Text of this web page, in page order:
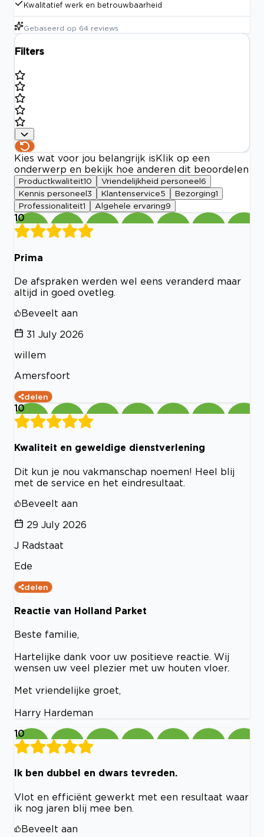
Kwalitatief werk en betrouwbaarheid
Gebaseerd op 64 reviews
Filters
Kies wat voor jou belangrijk is Klik op een
onderwerp en bekijk hoe anderen dit beoordelen
Productkwaliteit10 Vriendelijkheid personeel 6
Kennis personeel 3 Klantenservice5 Bezorging1
Professionaliteit1 Algehele ervaring9
10
Prima
De afspraken werden wel eens veranderd maar
altijd in goed ovetleg.
Beveelt aan
31 July 2026
willem
Amersfoort
delen
10
Kwaliteit en geweldige dienstverlening
Dit kun je nou vakmanschap noemen! Heel blij
met de service en het eindresultaat.
Beveelt aan
29 July 2026
J Radstaat
Ede
delen
Reactie van Holland Parket
Beste familie,
Hartelijke dank voor uw positieve reactie. Wij
wensen uw veel plezier met uw houten vloer.
Met vriendelijke groet,
Harry Hardeman
10
Ik ben dubbel en dwars tevreden.
Vlot en efficiënt gewerkt met een resultaat waar
ik nog jaren blij mee ben.
Beveelt aan